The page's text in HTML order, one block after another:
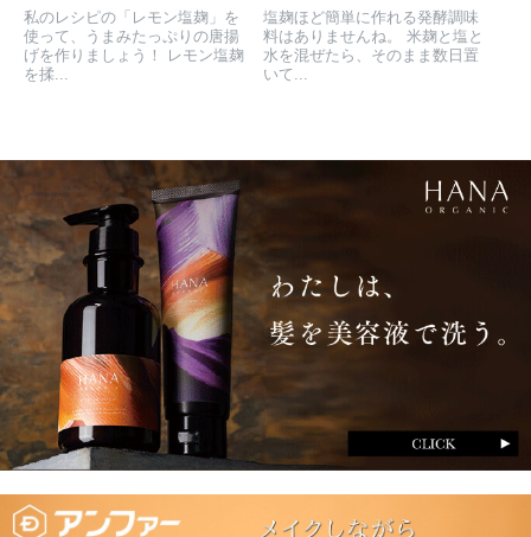
私のレシピの「レモン塩麹」を
使って、うまみたっぷりの唐揚
げを作りましょう！ レモン塩麹
を揉...
塩麹ほど簡単に作れる発酵調味
料はありませんね。 米麹と塩と
水を混ぜたら、そのまま数日置
いて...